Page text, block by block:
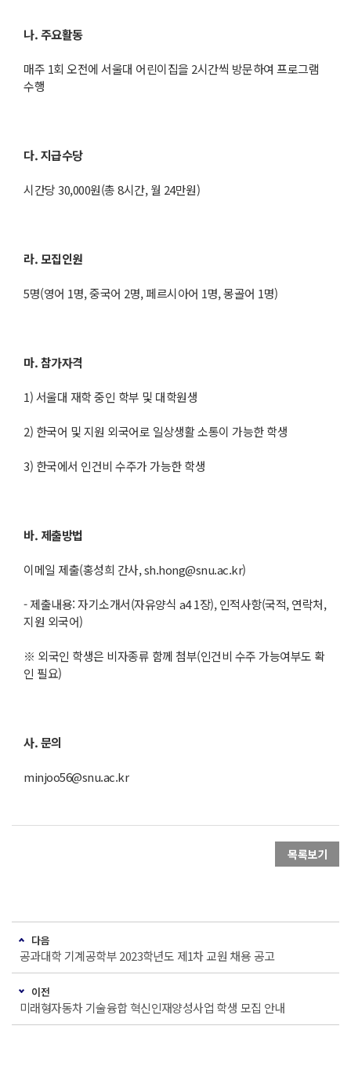
나. 주요활동
매주 1회 오전에 서울대 어린이집을 2시간씩 방문하여 프로그램
수행
다. 지급수당
시간당 30,000원(총 8시간, 월 24만원)
라. 모집인원
5명(영어 1명, 중국어 2명, 페르시아어 1명, 몽골어 1명)
마. 참가자격
1) 서울대 재학 중인 학부 및 대학원생
2) 한국어 및 지원 외국어로 일상생활 소통이 가능한 학생
3) 한국에서 인건비 수주가 가능한 학생
바. 제출방법
이메일 제출(홍성희 간사, sh.hong@snu.ac.kr)
- 제출내용: 자기소개서(자유양식 a4 1장), 인적사항(국적, 연락처,
지원 외국어)
※ 외국인 학생은 비자종류 함께 첨부(인건비 수주 가능여부도 확
인 필요)
사. 문의
minjoo56@snu.ac.kr
목록보기
다음
공과대학 기계공학부 2023학년도 제1차 교원 채용 공고
이전
미래형자동차 기술융합 혁신인재양성사업 학생 모집 안내